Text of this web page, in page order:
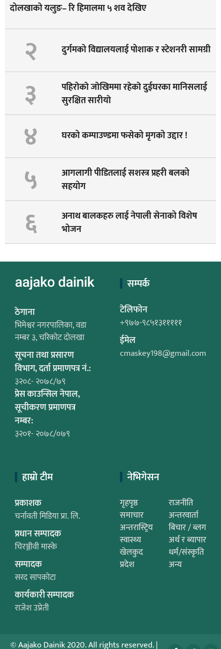
दोलखाको यलुङ– रि हिमालमा ५ शव देखिए
२ दुर्गमको विद्यालयलाई पोशाक र स्टेशनरी सामग्री
३
पहिराेकाे जाेखिममा रहेकाे दुईघरका मानिसलाई
सुरक्षित सारीयाे
४ घरको कम्पाउण्डमा फसेको मृगको उद्दार !
५
आगलागी पीडितलाई सशस्त्र प्रहरी बलको
सहयोग
६
अनाथ बालकहरु लाई नेपाली सेनाको विशेष
भोजन
ठेगाना
भिमेश्वर नगरपालिका, वडा
नम्बर ३, चरिकोट दोलखा
सूचना तथा प्रसारण
विभाग, दर्ता प्रमाणपत्र नं.:
३२०८- २०७८/७९
प्रेस काउन्सिल नेपाल,
सूचीकरण प्रमाणपत्र
नम्बर:
३२०१- २०७८/०७९
सम्पर्क
टेलिफोन
+९७७-९८५१३१११११
ईमेल
cmaskey198@gmail.com
हाम्रो टीम
प्रकाशक
चर्नावती मिडिया प्रा. लि.
प्रधान सम्पादक
चिरञ्जीवी मास्के
सम्पादक
सरद सापकोटा
कार्यकारी सम्पादक
राजेश उप्रेती
नेभिगेसन
गृहपृष्ठ
राजनीति
समाचार
अन्तरवार्ता
अन्तरास्ट्रिय
बिचार / ब्लग
स्वास्थ्य
अर्थ र ब्यापार
खेलकुद
धर्म/संस्कृति
प्रदेश
अन्य
© Aajako Dainik 2020. All rights reserved.|